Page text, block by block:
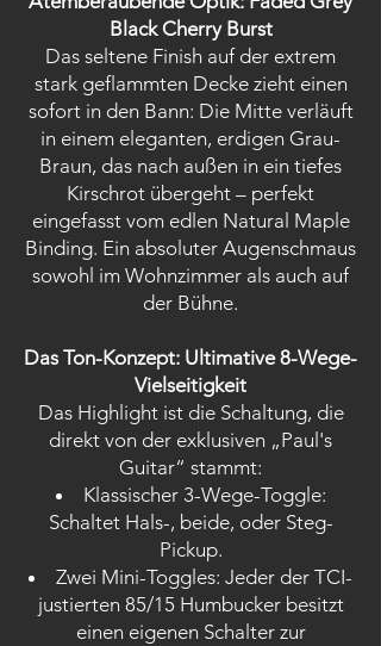
Black Cherry Burst
Das seltene Finish auf der extrem
stark geflammten Decke zieht einen
sofort in den Bann: Die Mitte verläuft
in einem eleganten, erdigen Grau-
Braun, das nach außen in ein tiefes
Kirschrot übergeht – perfekt
eingefasst vom edlen Natural Maple
Binding. Ein absoluter Augenschmaus
sowohl im Wohnzimmer als auch auf
der Bühne.
Das Ton-Konzept: Ultimative 8-Wege-
Vielseitigkeit
Das Highlight ist die Schaltung, die
direkt von der exklusiven „Paul's
Guitar“ stammt:
Klassischer 3-Wege-Toggle:
Schaltet Hals-, beide, oder Steg-
Pickup.
Zwei Mini-Toggles: Jeder der TCI-
justierten 85/15 Humbucker besitzt
einen eigenen Schalter zur